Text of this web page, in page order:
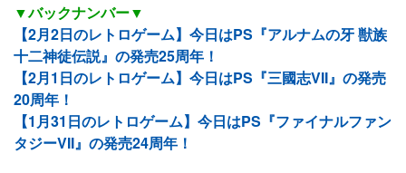
▼バックナンバー▼
【2月2日のレトロゲーム】今日はPS『アルナムの牙 獣族
十二神徒伝説』の発売25周年！
【2月1日のレトロゲーム】今日はPS『三國志VII』の発売
20周年！
【1月31日のレトロゲーム】今日はPS『ファイナルファン
タジーVII』の発売24周年！